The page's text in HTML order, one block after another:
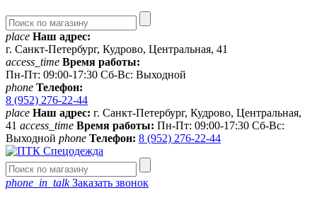
place Наш адрес:
г. Санкт-Петербург, Кудрово, Центральная, 41
access_time Время работы:
Пн-Пт: 09:00-17:30 Сб-Вс: Выходной
phone Телефон:
8 (952) 276-22-44
place Наш адрес: г. Санкт-Петербург, Кудрово, Центральная,
41 access_time Время работы: Пн-Пт: 09:00-17:30 Сб-Вс:
Выходной phone Телефон: 8 (952) 276-22-44
phone_in_talkЗаказать звонок